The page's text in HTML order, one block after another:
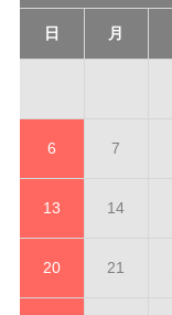
日 月
6 7
13 14
20 21